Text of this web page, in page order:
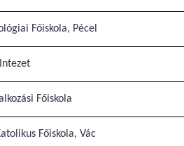
Főiskola, Pécel
Főiskola
Főiskola, Vác